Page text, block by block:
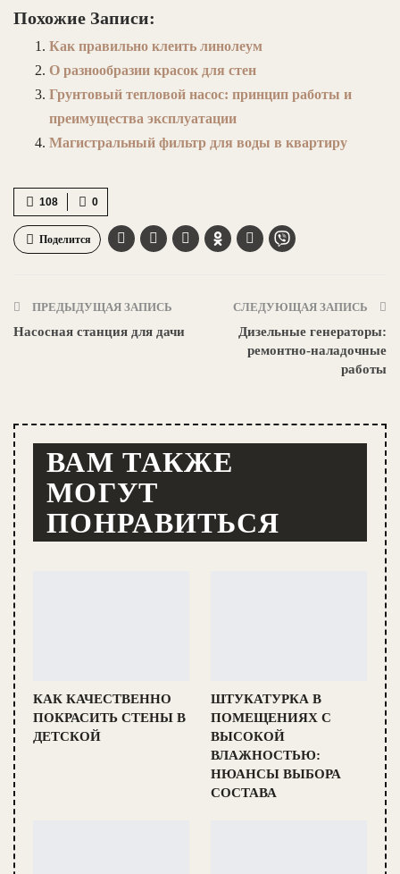
Похожие Записи:
Как правильно клеить линолеум
О разнообразии красок для стен
Грунтовый тепловой насос: принцип работы и
преимущества эксплуатации
Магистральный фильтр для воды в квартиру
0
108
Поделится
ПРЕДЫДУЩАЯ ЗАПИСЬ
Насосная станция для дачи
СЛЕДУЮЩАЯ ЗАПИСЬ
Дизельные генераторы:
ремонтно-наладочные
работы
ВАМ ТАКЖЕ
МОГУТ
ПОНРАВИТЬСЯ
КАК КАЧЕСТВЕННО
ПОКРАСИТЬ СТЕНЫ В
ДЕТСКОЙ
ШТУКАТУРКА В
ПОМЕЩЕНИЯХ С
ВЫСОКОЙ
ВЛАЖНОСТЬЮ:
НЮАНСЫ ВЫБОРА
СОСТАВА